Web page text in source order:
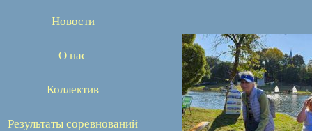
Новости
О нас
Коллектив
Результаты соревнований